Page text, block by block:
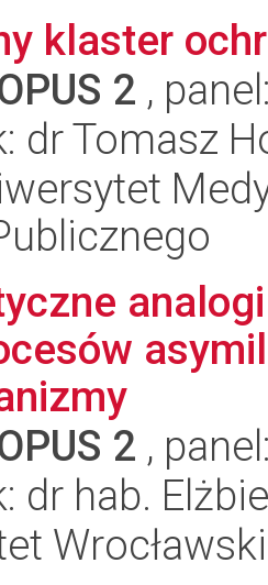
klaster
2 ,
dr Tomasz
2 ,
dr hab.